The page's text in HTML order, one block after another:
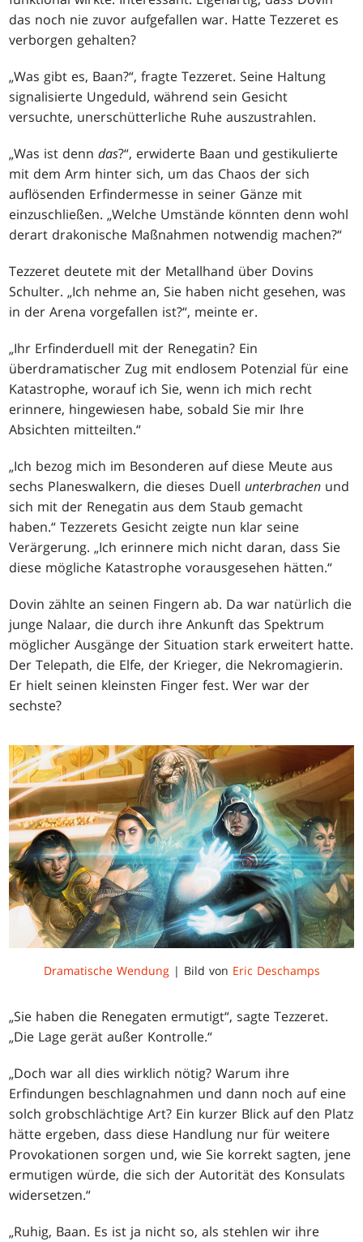
das noch nie zuvor aufgefallen war. Hatte Tezzeret es
verborgen gehalten?
„Was gibt es, Baan?“, fragte Tezzeret. Seine Haltung
signalisierte Ungeduld, während sein Gesicht
versuchte, unerschütterliche Ruhe auszustrahlen.
„Was ist denndas?“, erwiderte Baan und gestikulierte
mit dem Arm hinter sich, um das Chaos der sich
auflösenden Erfindermesse in seiner Gänze mit
einzuschließen. „Welche Umstände könnten denn wohl
derart drakonische Maßnahmen notwendig machen?“
Tezzeret deutete mit der Metallhand über Dovins
Schulter. „Ich nehme an, Sie haben nicht gesehen, was
in der Arena vorgefallen ist?“, meinte er.
„Ihr Erfinderduell mit der Renegatin? Ein
überdramatischer Zug mit endlosem Potenzial für eine
Katastrophe, worauf ich Sie, wenn ich mich recht
erinnere, hingewiesen habe, sobald Sie mir Ihre
Absichten mitteilten.“
„Ich bezog mich im Besonderen auf diese Meute aus
sechs Planeswalkern, die dieses Duell unterbrachen und
sich mit der Renegatin aus dem Staub gemacht
haben.“ Tezzerets Gesicht zeigte nun klar seine
Verärgerung. „Ich erinnere mich nicht daran, dass Sie
diese mögliche Katastrophe vorausgesehen hätten.“
Dovin zählte an seinen Fingern ab. Da war natürlich die
junge Nalaar, die durch ihre Ankunft das Spektrum
möglicher Ausgänge der Situation stark erweitert hatte.
Der Telepath, die Elfe, der Krieger, die Nekromagierin.
Er hielt seinen kleinsten Finger fest. Wer war der
sechste?
Dramatische Wendung| Bild von Eric Deschamps
„Sie haben die Renegaten ermutigt“, sagte Tezzeret.
„Die Lage gerät außer Kontrolle.“
„Doch war all dies wirklich nötig? Warum ihre
Erfindungen beschlagnahmen und dann noch auf eine
solch grobschlächtige Art? Ein kurzer Blick auf den Platz
hätte ergeben, dass diese Handlung nur für weitere
Provokationen sorgen und, wie Sie korrekt sagten, jene
ermutigen würde, die sich der Autorität des Konsulats
widersetzen.“
„Ruhig, Baan. Es ist ja nicht so, als stehlen wir ihre